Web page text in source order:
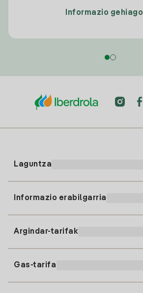
Informazio gehiago
Laguntza
91 919 52 73
clientes@tuiberdrola.es
Informazio erabilgarria
Argindar-tarifak
Gas-tarifa